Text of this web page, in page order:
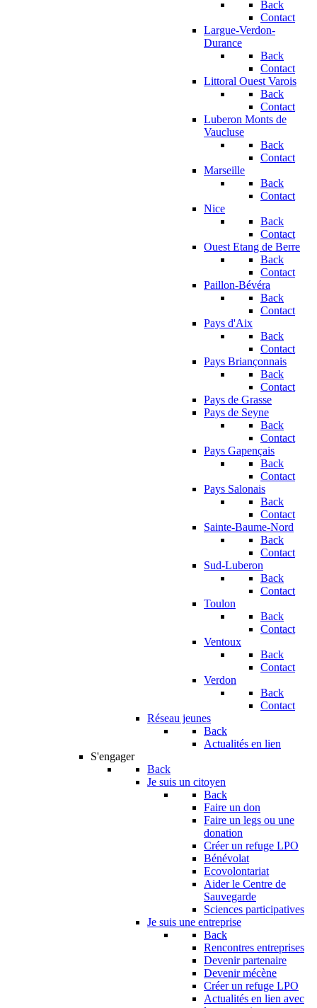
Back
Contact
Largue-Verdon-
Durance
Back
Contact
Littoral Ouest Varois
Back
Contact
Luberon Monts de
Vaucluse
Back
Contact
Marseille
Back
Contact
Nice
Back
Contact
Ouest Etang de Berre
Back
Contact
Paillon-Bévéra
Back
Contact
Pays d'Aix
Back
Contact
Pays Briançonnais
Back
Contact
Pays de Grasse
Pays de Seyne
Back
Contact
Pays Gapençais
Back
Contact
Pays Salonais
Back
Contact
Sainte-Baume-Nord
Back
Contact
Sud-Luberon
Back
Contact
Toulon
Back
Contact
Ventoux
Back
Contact
Verdon
Back
Contact
Réseau jeunes
Back
Actualités en lien
S'engager
Back
Je suis un citoyen
Back
Faire un don
Faire un legs ou une
donation
Créer un refuge LPO
Bénévolat
Ecovolontariat
Aider le Centre de
Sauvegarde
Sciences participatives
Je suis une entreprise
Back
Rencontres entreprises
Devenir partenaire
Devenir mécène
Créer un refuge LPO
Actualités en lien avec